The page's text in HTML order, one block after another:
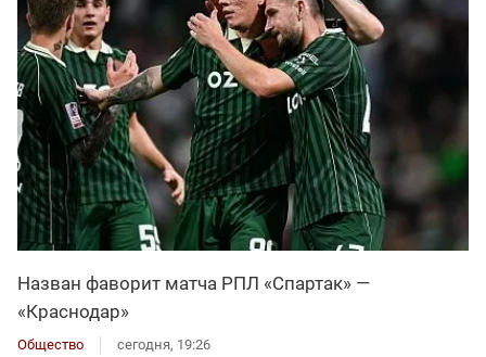
Назван фаворит матча РПЛ «Спартак» —
«Краснодар»
Общество сегодня, 19:26